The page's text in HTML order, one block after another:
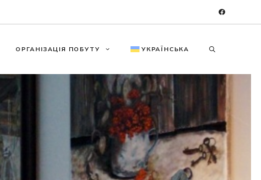
ОРГАНІЗАЦІЯ ПОБУТУ УКРАЇНСЬКА